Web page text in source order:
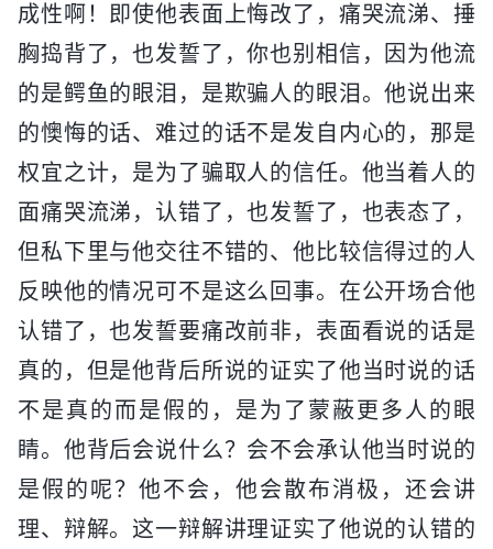
成性啊！即使他表面上悔改了，痛哭流涕、捶
胸捣背了，也发誓了，你也别相信，因为他流
的是鳄鱼的眼泪，是欺骗人的眼泪。他说出来
的懊悔的话、难过的话不是发自内心的，那是
权宜之计，是为了骗取人的信任。他当着人的
面痛哭流涕，认错了，也发誓了，也表态了，
但私下里与他交往不错的、他比较信得过的人
反映他的情况可不是这么回事。在公开场合他
认错了，也发誓要痛改前非，表面看说的话是
真的，但是他背后所说的证实了他当时说的话
不是真的而是假的，是为了蒙蔽更多人的眼
睛。他背后会说什么？会不会承认他当时说的
是假的呢？他不会，他会散布消极，还会讲
理、辩解。这一辩解讲理证实了他说的认错的